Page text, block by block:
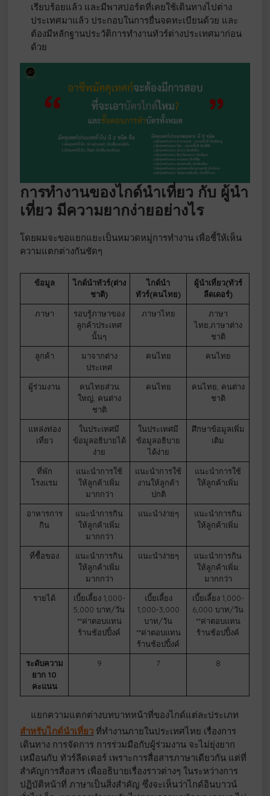
เรียบร้อยแล้ว และมีพาสปอร์ตที่เคยใช้เดินทางไปต่าง
ประเทศมาแล้ว ประกอบในการยื่นจดทะเบียนด้วย และ
ต้องมีหลักฐานประวัติการทำงานทัวร์ต่างประเทศมาก่อน
ด้วย
การทำงานของไกด์นำเที่ยว กับ ผู้นำ
เที่ยว มีความยากง่ายอย่างไร
โดยผมจะขอแยกแยะเป็นหมวดหมู่การทำงาน เพื่อชี้ให้เห็น
ความแตกต่างกันชัดๆ
ข้อมูล
ไกด์นำทัวร์(ต่าง
ชาติ)
ไกด์นำ
ทัวร์(คนไทย)
ผู้นำเที่ยว(ทัวร์
ลีดเดอร์)
ภาษา
รอบรู้ภาษาของ
ลูกค้าประเทศ
นั้นๆ
ภาษาไทย
ภาษา
ไทย,ภาษาต่าง
ชาติ
ลูกค้า
มาจากต่าง
ประเทศ
คนไทย คนไทย
ผู้ร่วมงาน
คนไทยส่วน
ใหญ่, คนต่าง
ชาติ
คนไทย
คนไทย, คนต่าง
ชาติ
แหล่งท่อง
เที่ยว
ในประเทศมี
ข้อมูลอธิบายได้
ง่าย
ในประเทศมี
ข้อมูลอธิบาย
ได้ง่าย
ศึกษาข้อมูลเพิ่ม
เติม
ที่พัก
โรงแรม
แนะนำการใช้
ให้ลูกค้าเพิ่ม
มากกว่า
แนะนำการใช้
งานให้ลูกค้า
ปกติ
แนะนำการใช้
ให้ลูกค้าเพิ่ม
อาหารการ
กิน
แนะนำการกิน
ให้ลูกค้าเพิ่ม
มากกว่า
แนะนำง่ายๆ
แนะนำการกิน
ให้ลูกค้าเพิ่ม
ที่ซื้อของ
แนะนำการกิน
ให้ลูกค้าเพิ่ม
มากกว่า
แนะนำง่ายๆ
แนะนำการกิน
ให้ลูกค้าเพิ่ม
มากกว่า
รายได้
เบี้ยเลี้ยง 1,000-
5,000 บาท/วัน
**ค่าตอบแทน
ร้านช้อปปิ้งค์
เบี้ยเลี้ยง
1,000-3,000
บาท/วัน
**ค่าตอบแทน
ร้านช้อปปิ้งค์
เบี้ยเลี้ยง 1,000-
6,000 บาท/วัน
**ค่าตอบแทน
ร้านช้อปปิ้งค์
ระดับความ
ยาก 10
คะแนน
9 7 8
แยกความแตกต่างบทบาทหน้าที่ของไกด์แต่ละประเภท
สำหรับไกด์นำเที่ยว ที่ทำงานภายในประเทศไทย เรื่องการ
เดินทาง การจัดการ การร่วมมือกับผู้ร่วมงาน จะไม่ยุ่งยาก
เหมือนกับ ทัวร์ลีดเดอร์ เพราะการสื่อสารภาษาเดียวกัน แต่ที่
สำคัญการสื่อสาร เพื่ออธิบายเรื่องราวต่างๆ ในระหว่างการ
ปฏิบัติหน้าที่ ภาษาเป็นสิ่งสำคัญ ซึ่งจะเห็นว่าไกด์อินบาวน์